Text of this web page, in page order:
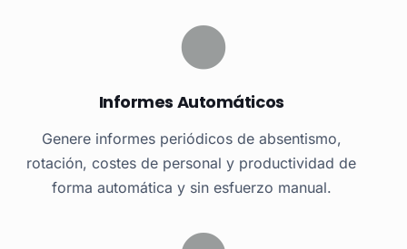
Informes Automáticos
Genere informes periódicos de absentismo,
rotación, costes de personal y productividad de
forma automática y sin esfuerzo manual.